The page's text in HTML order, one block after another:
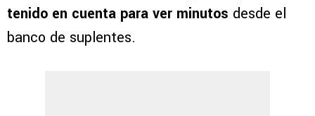
tenido en cuenta para ver minutos desde el
banco de suplentes.